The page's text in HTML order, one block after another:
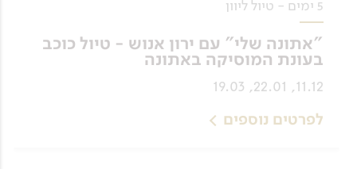
5 ימים - טיול ליוון
"אתונה שלי" עם ירון אנוש - טיול כוכב
בעונת המוסיקה באתונה
11.12, 22.01, 19.03
לפרטים נוספים